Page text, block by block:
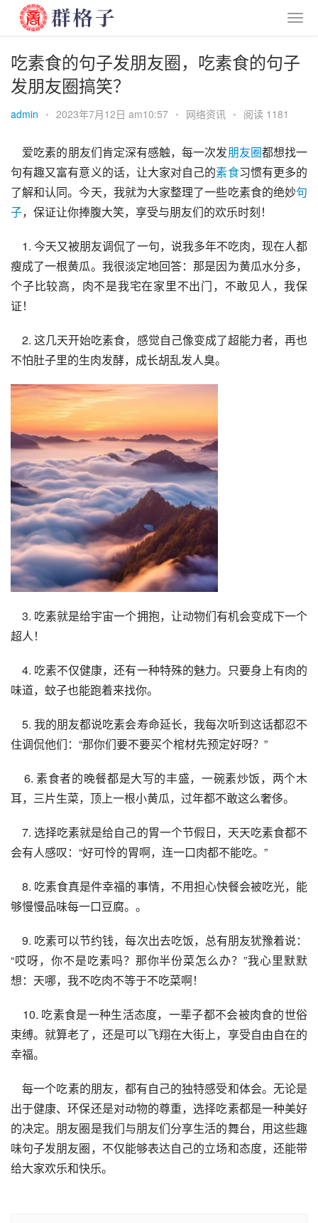
吃素食的句子发朋友圈，吃素食的句子
发朋友圈搞笑？
admin • 2023年7月12日 am10:57 • 网络资讯 • 阅读 1181
    爱吃素的朋友们肯定深有感触，每一次发
朋友圈都想找一
句有趣又富有意义的话，让大家对自己的素食习惯有更多的
了解和认同。今天，我就为大家整理了一些吃素食的绝妙句
子，保证让你捧腹大笑，享受与朋友们的欢乐时刻！
瘦成了一根黄瓜。我很淡定地回答：那是因为黄瓜水分多，
个子比较高，肉不是我宅在家里不出门，不敢见人，我保
证！
    2. 这几天开始吃素食，感觉自己像变成了超能力者，再也
不怕肚子里的生肉发酵，成长胡乱发人臭。
    3. 吃素就是给宇宙一个拥抱，让动物们有机会变成下一个
超人！
    4. 吃素不仅健康，还有一种特殊的魅力。只要身上有肉的
味道，蚊子也能跑着来找你。
    5. 我的朋友都说吃素会寿命延长，我每次听到这话都忍不
住调侃他们：“那你们要不要买个棺材先预定好呀？”
耳，三片生菜，顶上一根小黄瓜，过年都不敢这么奢侈。
    7. 选择吃素就是给自己的胃一个节假日，天天吃素食都不
会有人感叹：“好可怜的胃啊，连一口肉都不能吃。”
    8. 吃素食真是件幸福的事情，不用担心快餐会被吃光，能
够慢慢品味每一口豆腐。。
    9. 吃素可以节约钱，每次出去吃饭，总有朋友犹豫着说：
“哎呀，你不是吃素吗？那你半份菜怎么办？”我心里默默
想：天哪，我不吃肉不等于不吃菜啊！
束缚。就算老了，还是可以飞翔在大街上，享受自由自在的
幸福。
    每一个吃素的朋友，都有自己的独特感受和体会。无论是
出于健康、环保还是对动物的尊重，选择吃素都是一种美好
的决定。朋友圈是我们与朋友们分享生活的舞台，用这些趣
味句子发朋友圈，不仅能够表达自己的立场和态度，还能带
给大家欢乐和快乐。